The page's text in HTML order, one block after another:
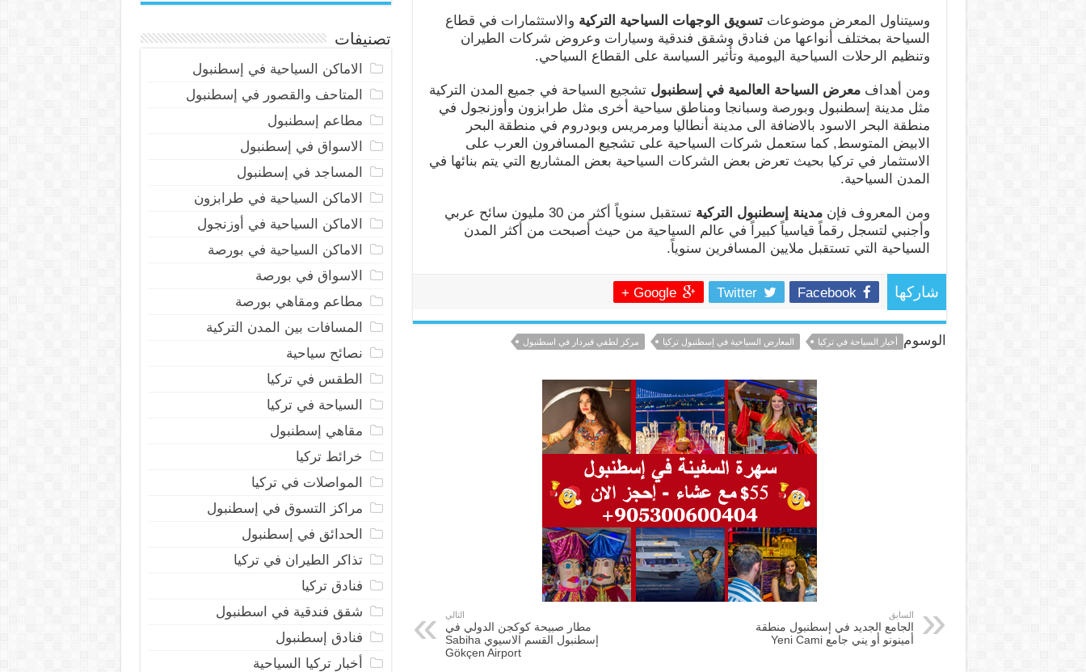
وسيتناول المعرض موضوعاتتسويق الوجهات السياحية التركية والاستثمارات في قطاع
السياحة بمختلف أنواعها من فنادق وشقق فندقية وسيارات وعروض شركات الطيران
وتنظيم الرحلات السياحية اليومية وتأثير السياسة على القطاع السياحي.
ومن أهدافمعرض السياحة العالمية في إسطنبول تشجيع السياحة في جميع المدن التركية
مثل مدينة إسطنبول وبورصة وسبانجا ومناطق سياحية أخرى مثل طرابزون وأوزنجول في
منطقة البحر الاسود بالاضافة الى مدينة أنطاليا ومرمريس وبودروم في منطقة البحر
الابيض المتوسط, كما ستعمل شركات السياحية على تشجيع المسافرون العرب على
الاستثمار في تركيا بحيث تعرض بعض الشركات السياحية بعض المشاريع التي يتم بنائها في
المدن السياحية.
ومن المعروف فإنمدينة إسطنبول التركية
تستقبل سنوياً أكثر من 30 مليون سائح عربي
وأجنبي لتسجل رقماً قياسياً كبيراً في عالم السياحية من حيث أصبحت من أكثر المدن
السياحية التي تستقبل ملايين المسافرين سنوياً.
شاركها Facebook
Twitter
Google +
الوسوم أخبار السياحة في تركيا المعارض السياحية في إسطنبول تركيا مركز لطفي قيردار في اسطنبول
السابق
الجامع الجديد في إسطنبول منطقة
أمينونو أو يني جامع Yeni Cami
التالي
مطار صبيحة كوكجن الدولي في
إسطنبول القسم الاسيوي Sabiha
Gökçen Airport
تصنيفات
الاماكن السياحية في إسطنبول
المتاحف والقصور في إسطنبول
مطاعم إسطنبول
الاسواق في إسطنبول
المساجد في إسطنبول
الاماكن السياحية في طرابزون
الاماكن السياحية في أوزنجول
الاماكن السياحية في بورصة
الاسواق في بورصة
مطاعم ومقاهي بورصة
المسافات بين المدن التركية
نصائح سياحية
الطقس في تركيا
السياحة في تركيا
مقاهي إسطنبول
خرائط تركيا
المواصلات في تركيا
مراكز التسوق في إسطنبول
الحدائق في إسطنبول
تذاكر الطيران في تركيا
فنادق تركيا
شقق فندقية في اسطنبول
فنادق إسطنبول
أخبار تركيا السياحية